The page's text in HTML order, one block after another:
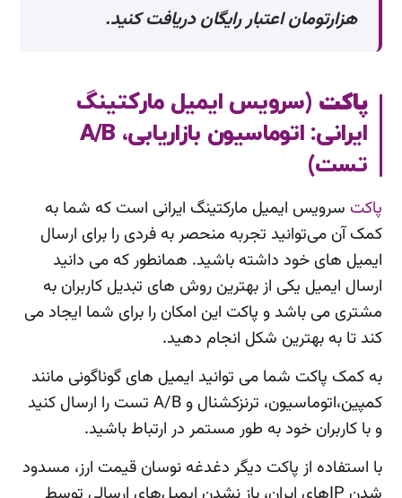
هزارتومان اعتبار رایگان دریافت کنید.
پاکت (سرویس ایمیل مارکتینگ
ایرانی: اتوماسیون بازاریابی، A/B
تست)
پاکت سرویس ایمیل مارکتینگ ایرانی است که شما به
کمک آن می‌توانید تجربه منحصر به فردی را برای ارسال
ایمیل های خود داشته باشید. همانطور که می دانید
ارسال ایمیل یکی از بهترین روش های تبدیل کاربران به
مشتری می باشد و پاکت این امکان را برای شما ایجاد می
کند تا به بهترین شکل انجام دهید.
به کمک پاکت شما می توانید ایمیل های گوناگونی مانند
کمپین،اتوماسیون، ترنزکشنال و A/B ﺗﺴﺖ را ارسال کنید
و با کاربران خود به طور مستمر در ارتباط باشید.
ﺑﺎ اﺳﺘﻔﺎده از ﭘﺎﮐﺖ دﯾﮕﺮ دﻏﺪﻏﻪ ﻧﻮﺳﺎن ﻗﯿﻤﺖ ارز، ﻣﺴﺪود